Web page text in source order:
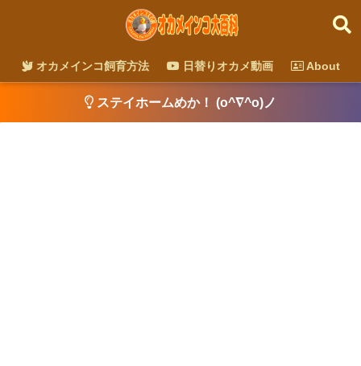
オカメインコ飼育方法 日替りオカメ動画 About
ステイホームめか！ (o^∇^o)ノ